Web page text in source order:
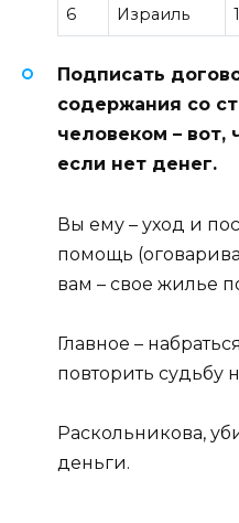
6 Израиль
Подписать
содержания со
человеком – вот,
если нет денег.
Вы ему – уход и
помощь
вам – свое жилье
Главное –
повторить судьбу
Раскольникова,
деньги.